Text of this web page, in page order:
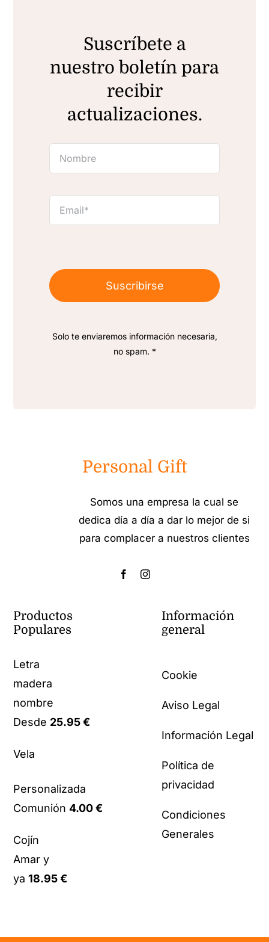
Suscríbete a
nuestro boletín para
recibir
actualizaciones.
Suscribirse
Solo te enviaremos información necesaria,
no spam. *
Personal Gift
Somos una empresa la cual se
dedica día a día a dar lo mejor de si
para complacer a nuestros clientes
Productos
Populares
Letra
madera
nombre
Desde 25.95€
Vela
Personalizada
Comunión 4.00€
Cojín
Amar y
ya 18.95€
Información
general
Cookie
Aviso Legal
Información Legal
Política de
privacidad
Condiciones
Generales